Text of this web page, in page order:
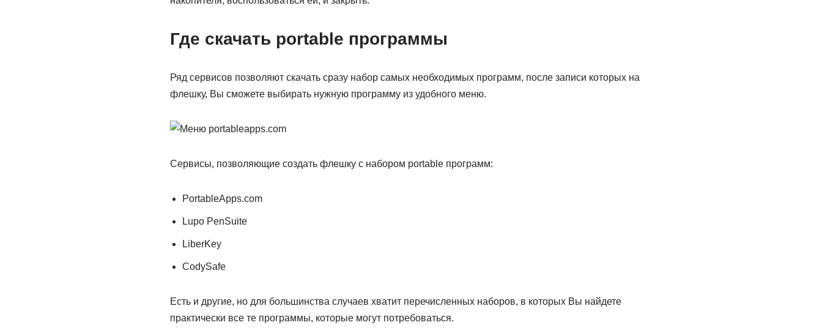
Где скачать portable программы
Ряд сервисов позволяют скачать сразу набор самых необходимых программ, после записи которых на
флешку, Вы сможете выбирать нужную программу из удобного меню.
Сервисы, позволяющие создать флешку с набором portable программ:
PortableApps.com
Lupo PenSuite
LiberKey
CodySafe
Есть и другие, но для большинства случаев хватит перечисленных наборов, в которых Вы найдете
практически все те программы, которые могут потребоваться.